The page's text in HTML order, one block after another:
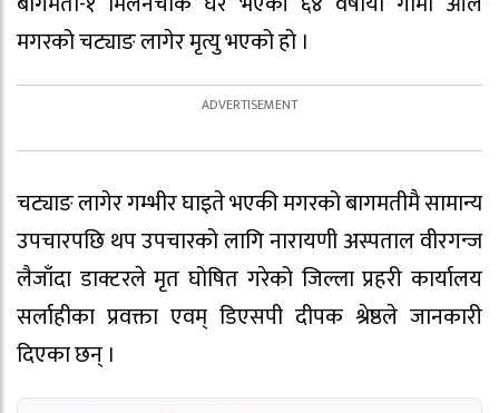
मगरको चट्याङ लागेर मृत्यु भएको हो ।
चट्याङ लागेर गम्भीर घाइते भएकी मगरको बागमतीमै सामान्य
उपचारपछि थप उपचारको लागि नारायणी अस्पताल वीरगन्ज
लैजाँदा डाक्टरले मृत घोषित गरेको जिल्ला प्रहरी कार्यालय
सर्लाहीका प्रवक्ता एवम् डिएसपी दीपक श्रेष्ठले जानकारी
दिएका छन् ।